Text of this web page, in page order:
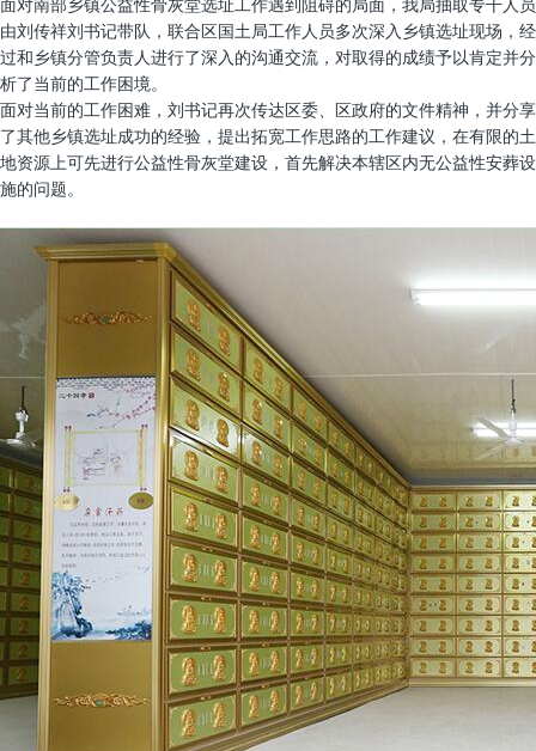
由刘传祥刘书记带队，联合区国土局工作人员多次深入乡镇选址现场，经
过和乡镇分管负责人进行了深入的沟通交流，对取得的成绩予以肯定并分
析了当前的工作困境。
面对当前的工作困难，刘书记再次传达区委、区政府的文件精神，并分享
了其他乡镇选址成功的经验，提出拓宽工作思路的工作建议，在有限的土
地资源上可先进行公益性骨灰堂建设，首先解决本辖区内无公益性安葬设
施的问题。